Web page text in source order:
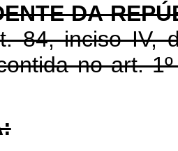
DA
84, inciso IV,
no art.